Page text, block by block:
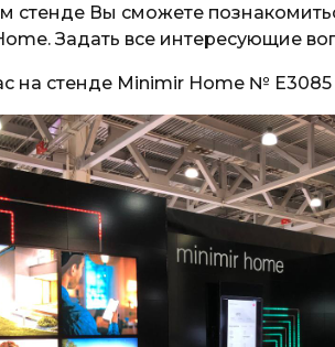
стенде Вы сможете
Задать все интересующие
на стенде Minimir Home № E3085